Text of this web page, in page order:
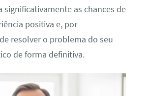
significativamente as chances de
positiva e, por
resolver o problema do seu
de forma definitiva.